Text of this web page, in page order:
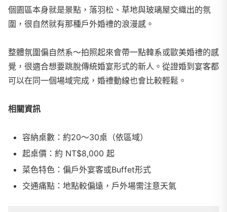
個園區本身就是景點，落羽松、草地與玻璃屋交織出的氛
圍，很自然就有那種戶外婚禮的浪漫感。
整體氛圍偏自然系～拍照起來會帶一點韓系或歐美婚禮的感
覺，很適合想要跳脫傳統婚宴形式的新人。從證婚到宴客都
可以在同一個場域完成，婚禮動線也會比較輕鬆。
相關資訊
容納桌數：約20～30桌（依區域）
起桌價：約 NT$8,000 起
菜色特色：偏戶外宴客或Buffet形式
交通痛點：地點較偏遠，戶外場需注意天氣